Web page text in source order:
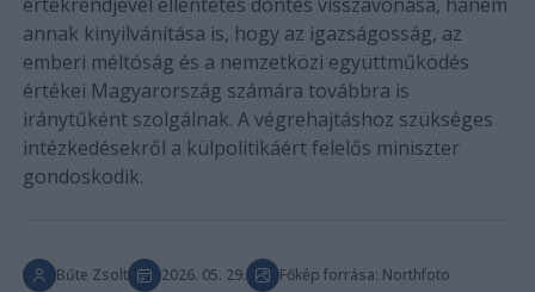
annak kinyilvánítása is, hogy az igazságosság, az
emberi méltóság és a nemzetközi együttműködés
értékei Magyarország számára továbbra is
iránytűként szolgálnak. A végrehajtáshoz szükséges
intézkedésekről a külpolitikáért felelős miniszter
gondoskodik.
Bűte Zsolt 2026. 05. 29. Főkép forrása: Northfoto